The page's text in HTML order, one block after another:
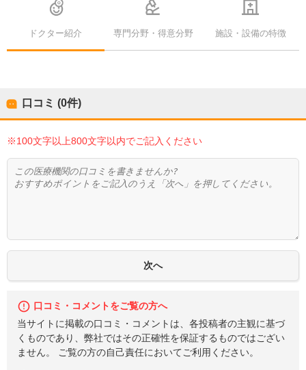
ドクター紹介 専門分野・得意分野 施設・設備の特徴
口コミ (0件)
※100文字以上800文字以内でご記入ください
口コミ・コメントをご覧の方へ
当サイトに掲載の口コミ・コメントは、各投稿者の主観に基づ
くものであり、弊社ではその正確性を保証するものではござい
ません。 ご覧の方の自己責任においてご利用ください。